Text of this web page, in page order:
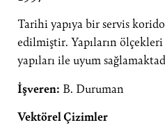
Yayınlar
İletişim
EN
Tarihi yapıya bir servis
edilmiştir. Yapıların ölçekleri
yapıları ile uyum
İşveren: B. Duruman
Vektörel Çizimler